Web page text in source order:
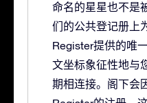
命名的星星也不是
们的公共登记册上
Register提供的唯
文坐标象征性地与
期相连接。阁下会